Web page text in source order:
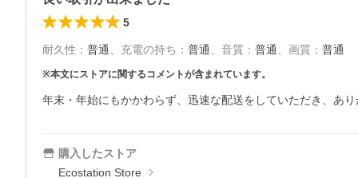
5
耐久性 ： 普通 、 充電の持ち ： 普通 、 音質 ： 普通 、 画質 ： 普通
※本文にストアに関するコメントが含まれています。
年末・年始にもかかわらず、迅速な配送をしていただき、あ
購入したストア
Ecostation Store